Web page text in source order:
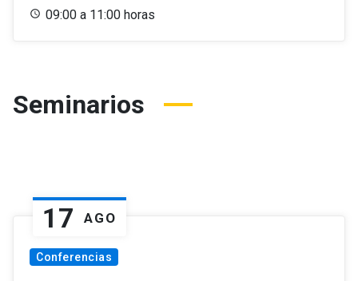
09:00 a 11:00 horas
Seminarios
17 AGO
Conferencias